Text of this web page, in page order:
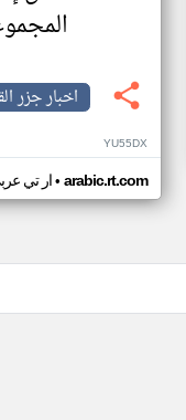
اخبار جزر
YU55DX
ار تي• arabic.rt.com